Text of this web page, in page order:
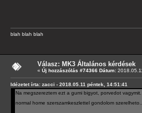
blah blah blah
Válasz: MK3 Általános kérdések
« Új hozzászólás #74366 Dátum:
Idézetet írta: zacci - 2018.05.11 péntek, 14:51:41
Na megszereztem ezt a gumi bigyot, porvedot
normal home szerszamkeszlettel gondolom